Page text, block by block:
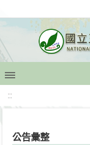
:::
公告彙整